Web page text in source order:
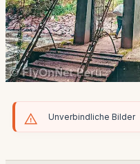
Unverbindliche Bilder